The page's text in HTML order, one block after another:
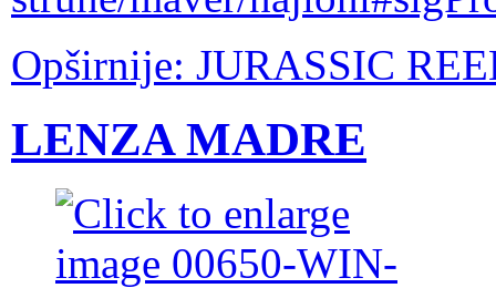
Opširnije: JURASSIC
LENZA MADRE